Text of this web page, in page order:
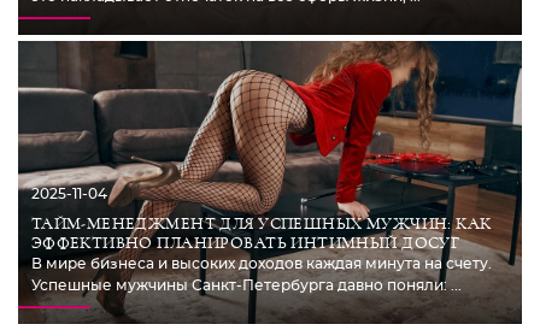
2025-11-04
ТАЙМ-МЕНЕДЖМЕНТ ДЛЯ УСПЕШНЫХ МУЖЧИН: КАК
ЭФФЕКТИВНО ПЛАНИРОВАТЬ ИНТИМНЫЙ ДОСУГ
В мире бизнеса и высоких доходов каждая минута на счету.
Успешные мужчины Санкт-Петербурга давно поняли: ...